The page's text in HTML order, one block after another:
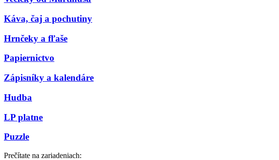
Káva, čaj a pochutiny
Hrnčeky a fľaše
Papiernictvo
Zápisníky a kalendáre
Hudba
LP platne
Puzzle
Prečítate na zariadeniach: